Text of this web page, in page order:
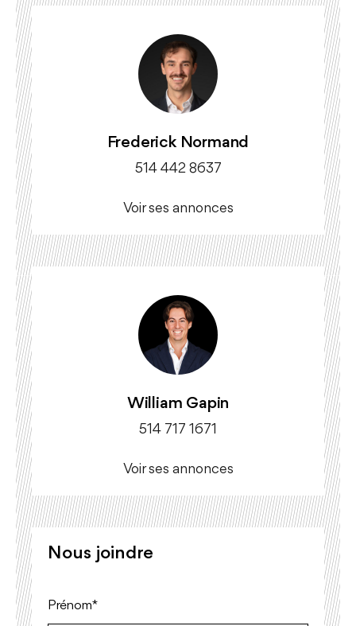
Frederick Normand
514 442 8637
Voir ses annonces
William Gapin
514 717 1671
Voir ses annonces
Nous joindre
Prénom*